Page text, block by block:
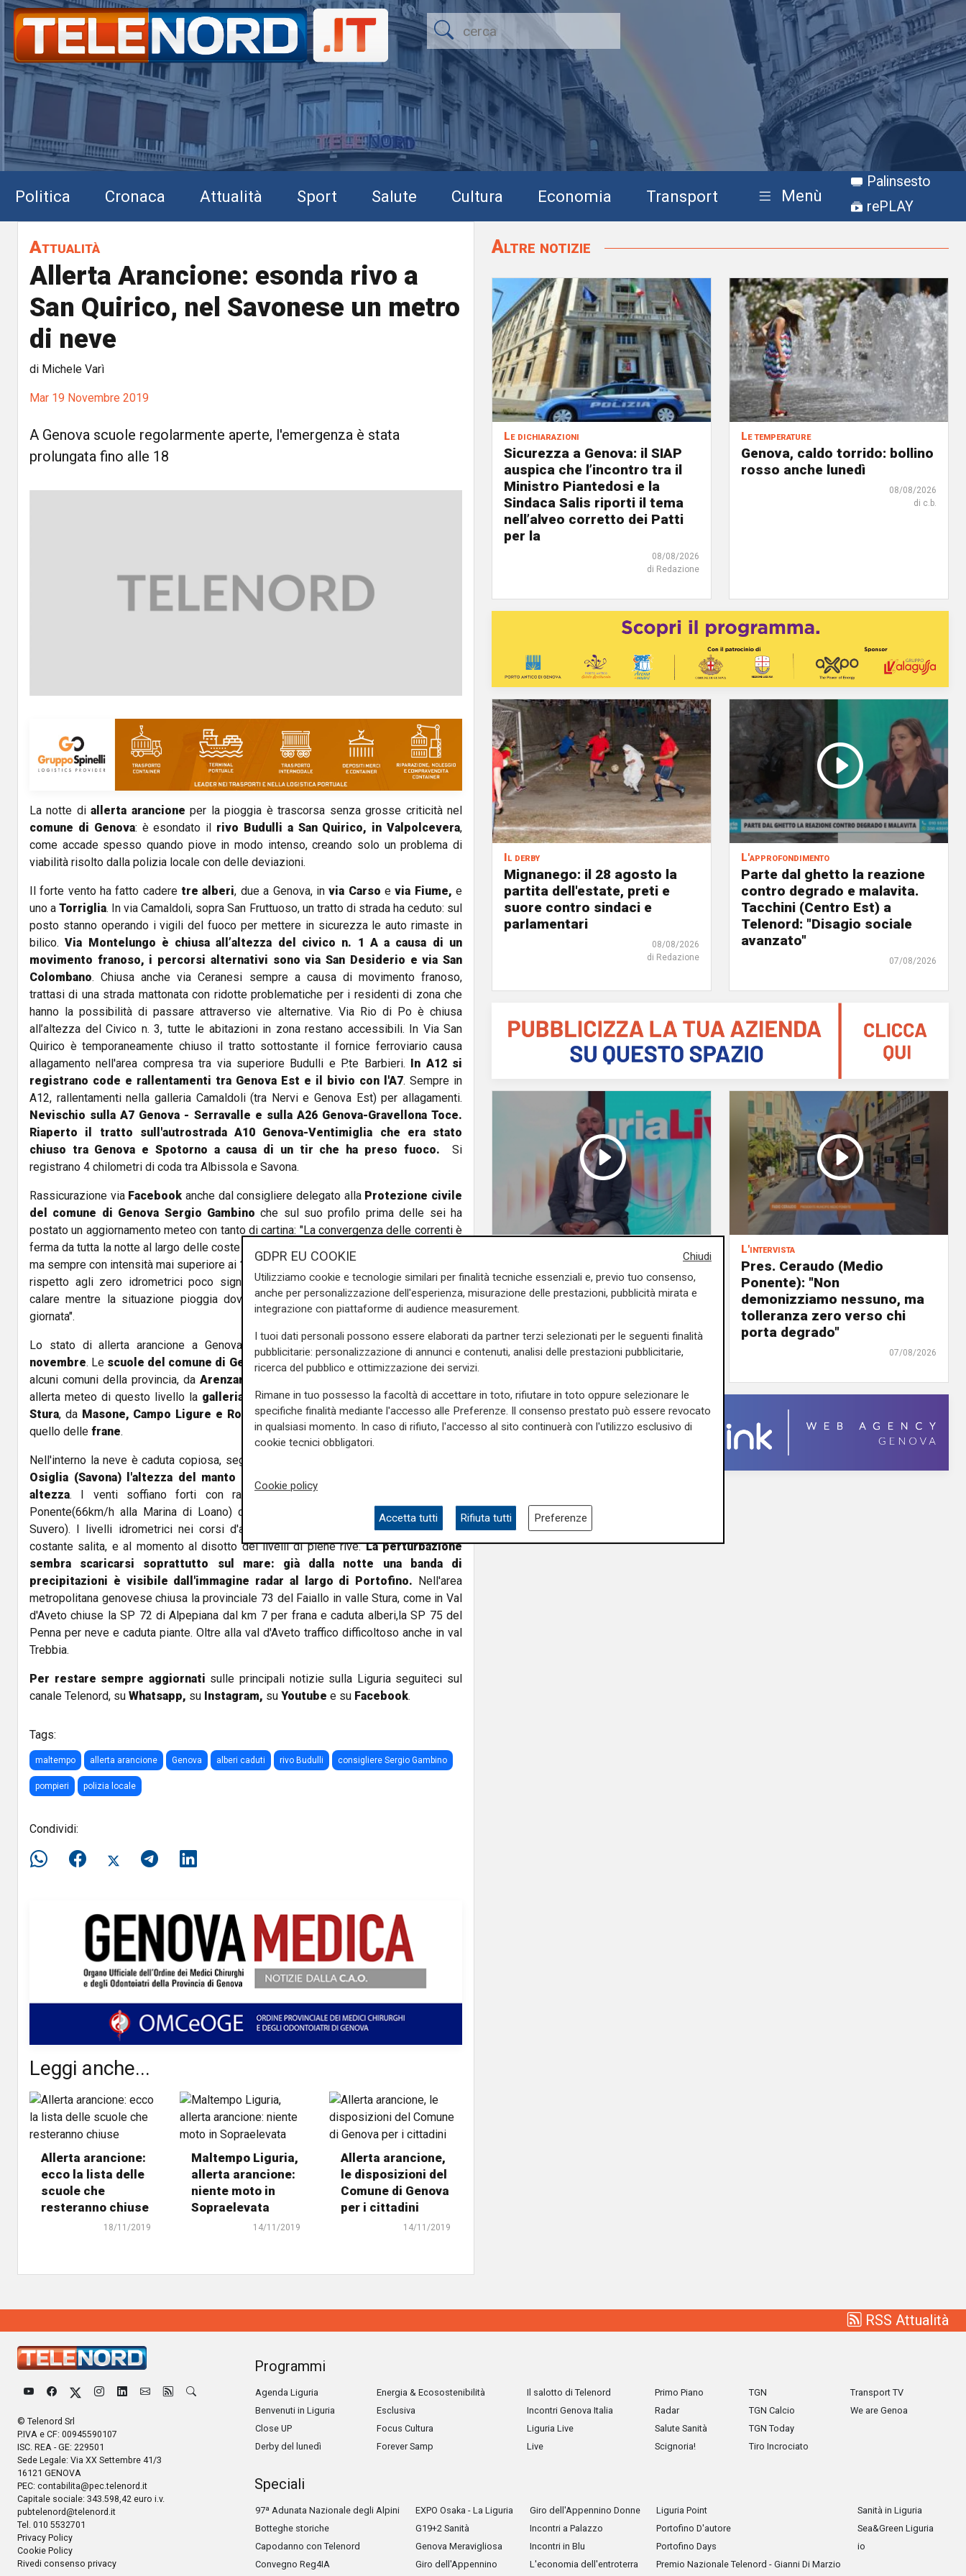
Politica Cronaca Attualità Sport Salute Cultura Economia Transport Menù
Palinsesto
rePLAY
Attualità
Allerta Arancione: esonda rivo a
San Quirico, nel Savonese un metro
di neve
di Michele Varì
Mar 19 Novembre 2019
A Genova scuole regolarmente aperte, l'emergenza è stata
prolungata fino alle 18
La notte diallerta arancione per la pioggia è trascorsa senza grosse criticità nel
comune di Genova: è esondato il rivo Budulli a San Quirico, in Valpolcevera,
come accade spesso quando piove in modo intenso, creando solo un problema di
viabilità risolto dalla polizia locale con delle deviazioni.
Il forte vento ha fatto caderetre alberi, due a Genova, invia Carso evia Fiume,e
uno aTorriglia. In via Camaldoli, sopra San Fruttuoso, un tratto di strada ha ceduto: sul
posto stanno operando i vigili del fuoco per mettere in sicurezza le auto rimaste in
bilico. Via Montelungo è chiusa all’altezza del civico n. 1 A a causa di un
movimento franoso, i percorsi alternativi sono via San Desiderio e via San
Colombano. Chiusa anche via Ceranesi sempre a causa di movimento franoso,
trattasi di una strada mattonata con ridotte problematiche per i residenti di zona che
hanno la possibilità di passare attraverso vie alternative. Via Rio di Po è chiusa
all’altezza del Civico n. 3, tutte le abitazioni in zona restano accessibili. In Via San
Quirico è temporaneamente chiuso il tratto sottostante il fornice ferroviario causa
allagamento nell'area compresa tra via superiore Budulli e P.te Barbieri. In A12 si
registrano code e rallentamenti tra Genova Est e il bivio con l'A7. Sempre in
A12, rallentamenti nella galleria Camaldoli (tra Nervi e Genova Est) per allagamenti.
Nevischio sulla A7 Genova - Serravalle e sulla A26 Genova-Gravellona Toce.
Riaperto il tratto sull'autrostrada A10 Genova-Ventimiglia che era stato
chiuso tra Genova e Spotorno a causa di un tir che ha preso fuoco. Si
registrano 4 chilometri di coda tra Albissola e Savona.
Rassicurazione via Facebook anche dal consigliere delegato alla Protezione civile
del comune di Genova Sergio Gambino che sul suo profilo prima delle sei ha
postato un aggiornamento meteo con tanto di cartina: "La convergenza delle correnti è
ferma da tutta la notte al largo delle coste tra Genova e Rapallo. Piove da tutta la notte
ma sempre con intensità mai superiore ai 15mm ora. I bacini hanno avuto scostamenti
rispetto agli zero idrometrici poco significativi. Il vento nella mattinata dovrebbe
calare mentre la situazione pioggia dovrebbe rimanere così per gran parte della
giornata".
Lo stato di allerta arancione a Genova terminerà alle
15 di oggi martedì 19
novembre. Le scuole del comune di Genova sono aperte. Chiuse invece quelle di
alcuni comuni della provincia, da Arenzano
allerta meteo di questo livello lagalleria Pizzo sull'Aurelia per Voltri,allaValle
Stura, da Masone, Campo Ligure e Rossiglione, dove il rischio maggiore rimane
quello delle frane.
Nell'interno la neve è caduta copiosa, segnala l'Arpal:
Osiglia (Savona) l'altezza del manto nevoso ha quasi raggiunto 1 metro di
altezza. I venti soffiano forti con raffiche di burrasca da Nord sul centro-
Ponente(66km/h alla Marina di Loano) da Sud-Est a Levante (49km/h aCasoni di
Suvero). I livelli idrometrici nei corsi d'acqua monitorati sono stabili o in lenta e
costante salita, e al momento al disotto dei livelli di piene rive.La perturbazione
sembra scaricarsi soprattutto sul mare: già dalla notte una banda di
precipitazioni è visibile dall'immagine radar al largo di Portofino. Nell'area
metropolitana genovese chiusa la provinciale 73 del Faiallo in valle Stura, come in Val
d'Aveto chiuse la SP 72 di Alpepiana dal km 7 per frana e caduta alberi,la SP 75 del
Penna per neve e caduta piante. Oltre alla val d'Aveto traffico difficoltoso anche in val
Trebbia.
Per restare sempre aggiornati sulle principali notizie sulla Liguria seguiteci sul
canale Telenord, su Whatsapp, su Instagram, su Youtube e su Facebook.
Tags:
maltempo allerta arancione Genova alberi caduti rivo Budulli consigliere Sergio Gambino
pompieri polizia locale
Condividi:
Leggi anche...
Allerta arancione:
ecco la lista delle
scuole che
resteranno chiuse
18/11/2019
Maltempo Liguria,
allerta arancione:
niente moto in
Sopraelevata
14/11/2019
Allerta arancione,
le disposizioni del
Comune di Genova
per i cittadini
14/11/2019
Altre notizie
Le dichiarazioni
Sicurezza a Genova: il SIAP
auspica che l’incontro tra il
Ministro Piantedosi e la
Sindaca Salis riporti il tema
nell’alveo corretto dei Patti
per la
08/08/2026
di Redazione
Le temperature
Genova, caldo torrido: bollino
rosso anche lunedì
08/08/2026
di c.b.
Il derby
Mignanego: il 28 agosto la
partita dell'estate, preti e
suore contro sindaci e
parlamentari
08/08/2026
di Redazione
L'approfondimento
Parte dal ghetto la reazione
contro degrado e malavita.
Tacchini (Centro Est) a
Telenord: "Disagio sociale
avanzato"
07/08/2026
Vassallo (consigliere delega
Vallate) a Telenord:
"Riapertura di via Lepanto
ottima notizia per ridurre il
traffico in Valpolcevera"
07/08/2026
L'intervista
Pres. Ceraudo (Medio
Ponente): "Non
demonizziamo nessuno, ma
tolleranza zero verso chi
porta degrado"
07/08/2026
RSS Attualità
© Telenord Srl
P.IVA e CF: 00945590107
ISC. REA - GE: 229501
Sede Legale: Via XX Settembre 41/3
16121 GENOVA
PEC: contabilita@pec.telenord.it
Capitale sociale: 343.598,42 euro i.v.
pubtelenord@telenord.it
Tel. 010 5532701
Privacy Policy
Cookie Policy
Rivedi consenso privacy
Programmi
Agenda Liguria
Benvenuti in Liguria
Close UP
Derby del lunedì
Energia & Ecosostenibilità
Esclusiva
Focus Cultura
Forever Samp
Il salotto di Telenord
Incontri Genova Italia
Liguria Live
Live
Primo Piano
Radar
Salute Sanità
Scignoria!
TGN
TGN Calcio
TGN Today
Tiro Incrociato
Transport TV
We are Genoa
Speciali
97ª Adunata Nazionale degli Alpini
Botteghe storiche
Capodanno con Telenord
Convegno Reg4IA
EXPO Osaka - La Liguria
G19+2 Sanità
Genova Meravigliosa
Giro dell'Appennino
Giro dell'Appennino Donne
Incontri a Palazzo
Incontri in Blu
L'economia dell'entroterra
Liguria Point
Portofino D'autore
Portofino Days
Premio Nazionale Telenord - Gianni Di Marzio
Sanità in Liguria
Sea&Green Liguria
io
Chiudi
GDPR EU COOKIE
Utilizziamo cookie e tecnologie similari per finalità tecniche essenziali e, previo tuo consenso,
anche per personalizzazione dell'esperienza, misurazione delle prestazioni, pubblicità mirata e
integrazione con piattaforme di audience measurement.
I tuoi dati personali possono essere elaborati da partner terzi selezionati per le seguenti finalità
pubblicitarie: personalizzazione di annunci e contenuti, analisi delle prestazioni pubblicitarie,
ricerca del pubblico e ottimizzazione dei servizi.
Rimane in tuo possesso la facoltà di accettare in toto, rifiutare in toto oppure selezionare le
specifiche finalità mediante l'accesso alle Preferenze. Il consenso prestato può essere revocato
in qualsiasi momento. In caso di rifiuto, l'accesso al sito continuerà con l'utilizzo esclusivo di
cookie tecnici obbligatori.
Cookie policy
Accetta tutti Rifiuta tutti Preferenze